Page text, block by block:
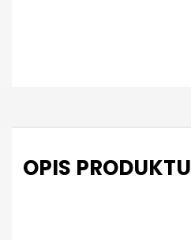
OPIS PRODUKTU